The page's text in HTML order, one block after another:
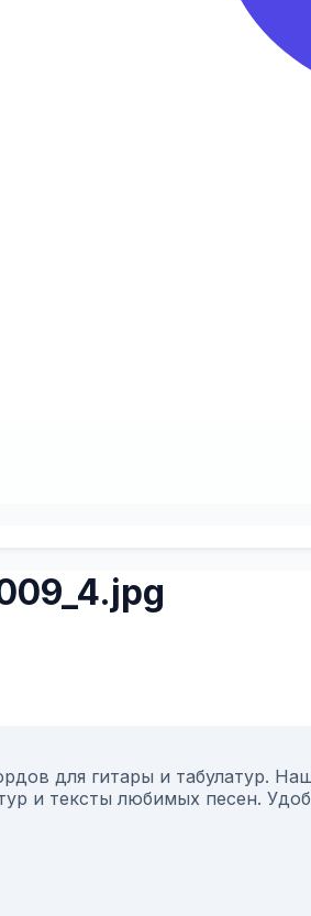
для гитары и табулатур.
и тексты любимых песен.